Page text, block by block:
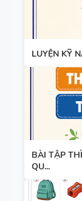
LUYỆN KỸ
BÀI TẬP
QU...